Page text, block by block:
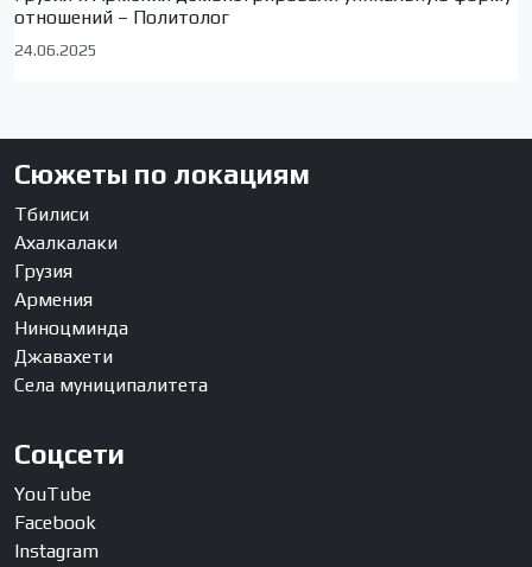
отношений – Политолог
24.06.2025
Сюжеты по локациям
Тбилиси
Ахалкалаки
Грузия
Армения
Ниноцминда
Джавахети
Села муниципалитета
Соцсети
YouTube
Facebook
Instagram